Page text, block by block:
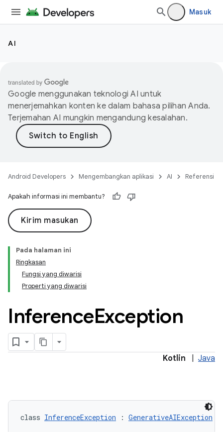
Masuk
AI
Google menggunakan teknologi AI untuk
menerjemahkan konten ke dalam bahasa pilihan Anda.
Terjemahan AI mungkin mengandung kesalahan.
Android Developers Mengembangkan aplikasi AI Referensi
Apakah informasi ini membantu?
Kirim masukan
Pada halaman ini
Ringkasan
Fungsi yang diwarisi
Properti yang diwarisi
InferenceException
Kotlin Java
class InferenceException : GenerativeAIException